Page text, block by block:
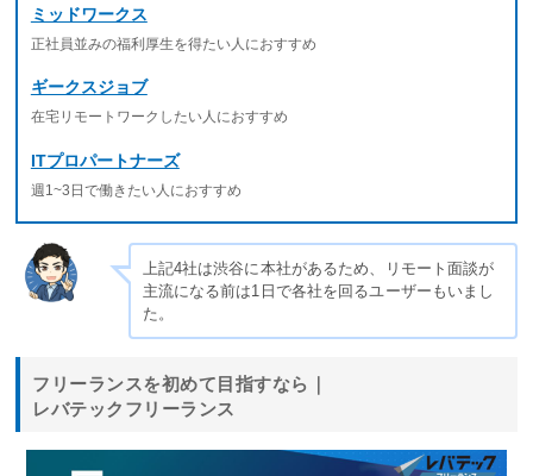
ミッドワークス
正社員並みの福利厚生を得たい人におすすめ
ギークスジョブ
在宅リモートワークしたい人におすすめ
ITプロパートナーズ
週1~3日で働きたい人におすすめ
上記4社は渋谷に本社があるため、リモート面談が
主流になる前は1日で各社を回るユーザーもいまし
た。
フリーランスを初めて目指すなら｜
レバテックフリーランス